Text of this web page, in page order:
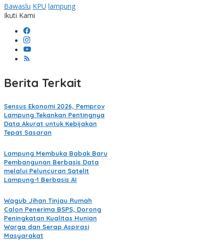
Bawaslu KPU lampung
Ikuti Kami
Berita Terkait
Sensus Ekonomi 2026, Pemprov
Lampung Tekankan Pentingnya
Data Akurat untuk Kebijakan
Tepat Sasaran
Lampung Membuka Babak Baru
Pembangunan Berbasis Data
melalui Peluncuran Satelit
Lampung-1 Berbasis AI
Wagub Jihan Tinjau Rumah
Calon Penerima BSPS, Dorong
Peningkatan Kualitas Hunian
Warga dan Serap Aspirasi
Masyarakat